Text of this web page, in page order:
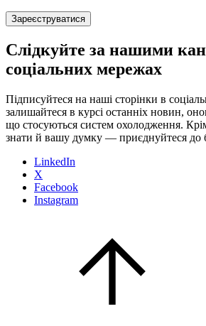
Зареєструватися
Слідкуйте за нашими
соціальних мережах
Підписуйтеся на наші сторінки в
залишайтеся в курсі останніх новин,
що стосуються систем охолодження.
знати й вашу думку — приєднуйтеся до
LinkedIn
X
Facebook
Instagram